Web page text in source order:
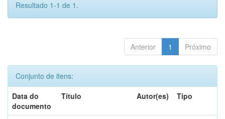
Resultado 1-1 de 1.
Anterior 1 Próximo
Conjunto de itens:
Data do
documento
Título Autor(es) Tipo